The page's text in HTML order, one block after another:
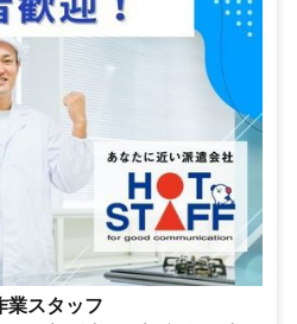
業スタッフ